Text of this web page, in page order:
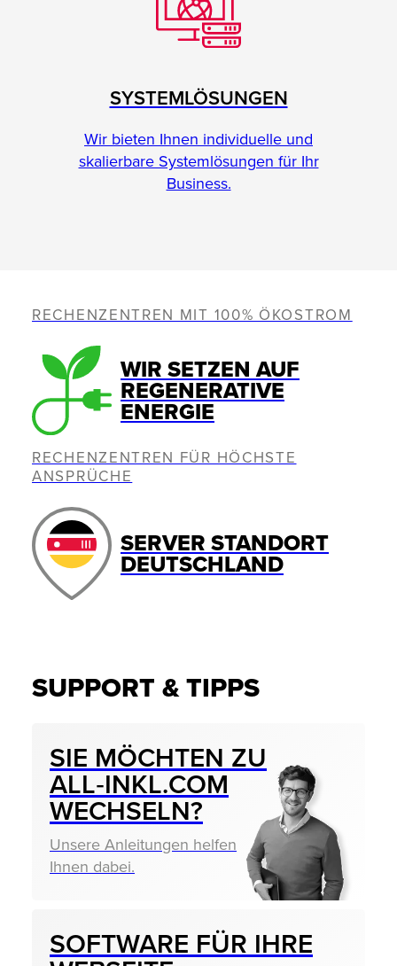
SYSTEMLÖSUNGEN
Wir bieten Ihnen individuelle und
skalierbare Systemlösungen für Ihr
Business.
RECHENZENTREN MIT 100% ÖKOSTROM
WIR SETZEN AUF
REGENERATIVE
ENERGIE
RECHENZENTREN FÜR HÖCHSTE
ANSPRÜCHE
SERVER STANDORT
DEUTSCHLAND
SUPPORT & TIPPS
SIE MÖCHTEN ZU
ALL‑INKL.COM
WECHSELN?
Unsere Anleitungen helfen
Ihnen dabei.
SOFTWARE FÜR IHRE